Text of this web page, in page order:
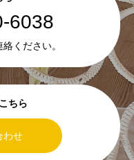
ちら
わせ
6038
ください。